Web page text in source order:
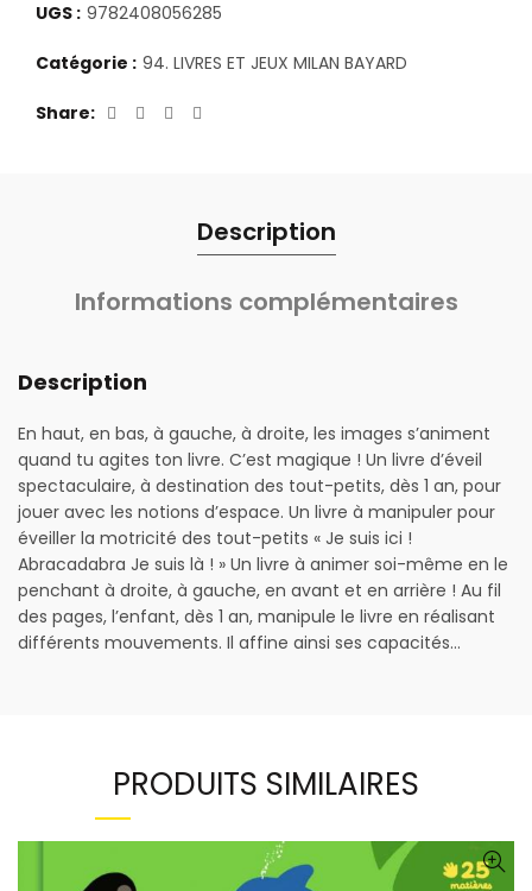
UGS : 9782408056285
Catégorie : 94. LIVRES ET JEUX MILAN BAYARD
Share
Description
Informations complémentaires
Description
En haut, en bas, à gauche, à droite, les images s’animent
quand tu agites ton livre. C’est magique ! Un livre d’éveil
spectaculaire, à destination des tout-petits, dès 1 an, pour
jouer avec les notions d’espace. Un livre à manipuler pour
éveiller la motricité des tout-petits « Je suis ici !
Abracadabra Je suis là ! » Un livre à animer soi-même en le
penchant à droite, à gauche, en avant et en arrière ! Au fil
des pages, l’enfant, dès 1 an, manipule le livre en réalisant
différents mouvements. Il affine ainsi ses capacités…
PRODUITS SIMILAIRES